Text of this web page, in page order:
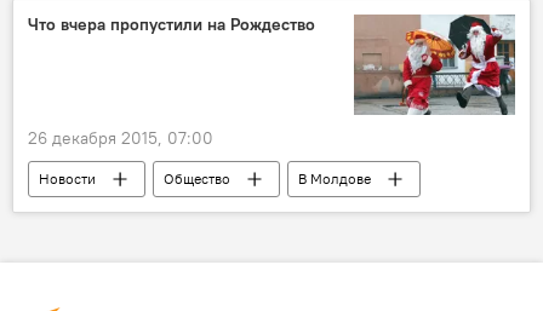
Новый год и Рождество в Молдове 2021
Что вчера пропустили на Рождество
26 декабря 2015, 07:00
Новости Общество
В Молдове
Республика Молдова
праздник